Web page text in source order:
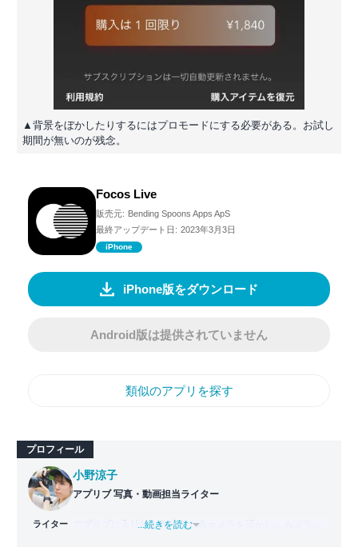
▲背景をぼかしたりするにはプロモードにする必要がある。お試し
期間が無いのが残念。
Focos Live
販売元: Bending Spoons Apps ApS
最終アップデート日: 2023年3月3日
iPhone
iPhone版をダウンロード
Android版は提供されていません
類似のアプリを探す
プロフィール
ライター
小野涼子
アプリブ 写真・動画担当ライター
アプリブに入社後、趣味であるカメラを活かし、カメラや
...続きを読む